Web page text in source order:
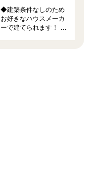
◆建築条件なしのため
お好きなハウスメーカ
ーで建てられます！ ◆